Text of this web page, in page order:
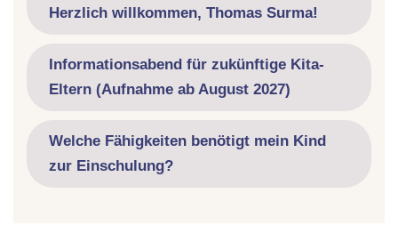
Herzlich willkommen, Thomas Surma!
Informationsabend für zukünftige Kita-
Eltern (Aufnahme ab August 2027)
Welche Fähigkeiten benötigt mein Kind
zur Einschulung?